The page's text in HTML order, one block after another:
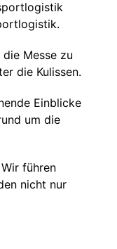
Messe zu
die Kulissen.
Einblicke
um die
führen
nicht nur